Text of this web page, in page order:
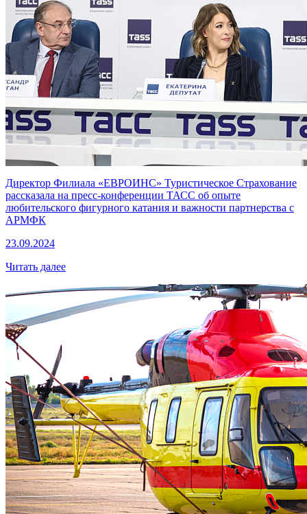
Директор Филиала «ЕВРОИНС» Туристическое Страхование
рассказала на пресс-конференции ТАСС об опыте
любительского фигурного катания и важности партнерства с
АРМФК
23.09.2024
Читать далее